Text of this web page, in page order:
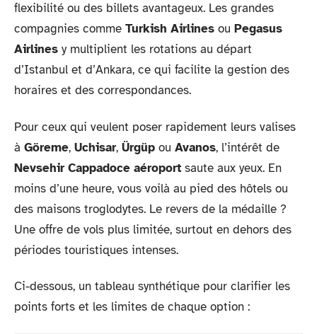
flexibilité ou des billets avantageux. Les grandes
compagnies comme Turkish Airlines ou Pegasus
Airlines y multiplient les rotations au départ
d’Istanbul et d’Ankara, ce qui facilite la gestion des
horaires et des correspondances.
Pour ceux qui veulent poser rapidement leurs valises
à Göreme, Uchisar, Ürgüp ou Avanos, l’intérêt de
Nevsehir Cappadoce aéroport saute aux yeux. En
moins d’une heure, vous voilà au pied des hôtels ou
des maisons troglodytes. Le revers de la médaille ?
Une offre de vols plus limitée, surtout en dehors des
périodes touristiques intenses.
Ci-dessous, un tableau synthétique pour clarifier les
points forts et les limites de chaque option :